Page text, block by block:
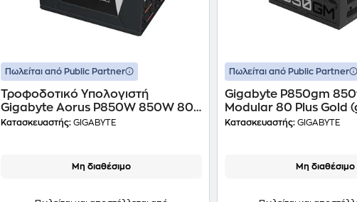
Πωλείται από Public Partner
Τροφοδοτικό Υπολογιστή
Gigabyte Aorus P850W 850W 80+
Gold - Μαύρο
Κατασκευαστής: GIGABYTE
Μη διαθέσιμο
Πωλείται από Public Partner
Gigabyte P850gm
Modular 80 Plus Gold
p850gm) (giggp-
Κατασκευαστής: GIGABYTE
Μη διαθέσιμο